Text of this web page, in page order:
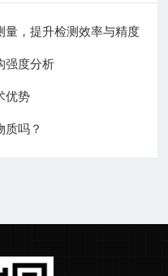
量，提升检测效率与精度
强度分析
优势
质吗？